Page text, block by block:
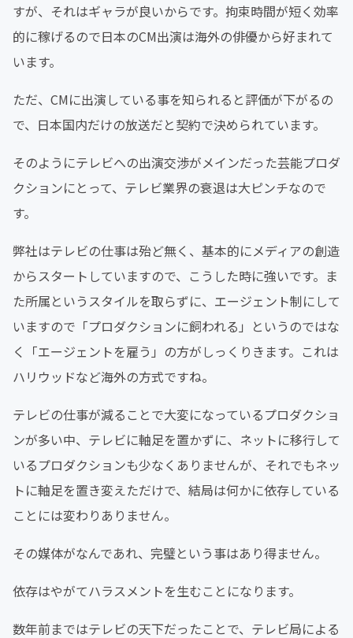
すが、それはギャラが良いからです。拘束時間が短く効率
的に稼げるので日本のCM出演は海外の俳優から好まれて
います。
ただ、CMに出演している事を知られると評価が下がるの
で、日本国内だけの放送だと契約で決められています。
そのようにテレビへの出演交渉がメインだった芸能プロダ
クションにとって、テレビ業界の衰退は大ピンチなので
す。
弊社はテレビの仕事は殆ど無く、基本的にメディアの創造
からスタートしていますので、こうした時に強いです。ま
た所属というスタイルを取らずに、エージェント制にして
いますので「プロダクションに飼われる」というのではな
く「エージェントを雇う」の方がしっくりきます。これは
ハリウッドなど海外の方式ですね。
テレビの仕事が減ることで大変になっているプロダクショ
ンが多い中、テレビに軸足を置かずに、ネットに移行して
いるプロダクションも少なくありませんが、それでもネッ
トに軸足を置き変えただけで、結局は何かに依存している
ことには変わりありません。
その媒体がなんであれ、完璧という事はあり得ません。
依存はやがてハラスメントを生むことになります。
数年前まではテレビの天下だったことで、テレビ局による